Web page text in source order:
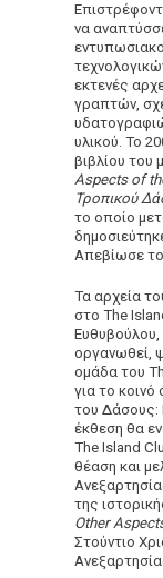
να
εκτενές
γραπτών,
υλικού. Το
βιβλίου του
Aspects of
Τροπικού
το οποίο
Απεβίωσε
Τα αρχεία
στο The
Ευθυβούλου,
οργανωθεί,
ομάδα του
για το
του Δάσους:
έκθεση θα
The Island
θέαση και
της
Other
Στούντιο